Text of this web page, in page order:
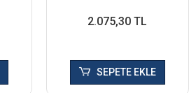
2.075,30 TL
SEPETE EKLE